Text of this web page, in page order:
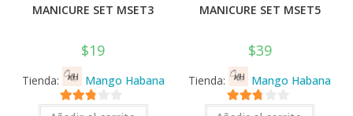
MANICURE SET MSET3
$19
Tienda: Mango Habana
2.71
MANICURE SET MSET5
$39
Tienda: Mango Habana
2.71